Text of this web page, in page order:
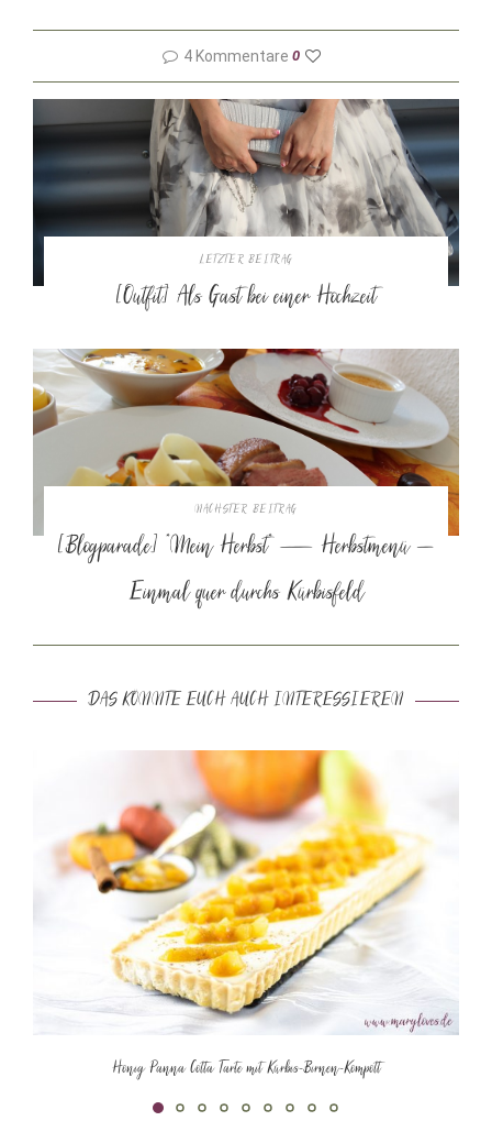
4 Kommentare 0
LETZTER BEITRAG
[Outfit] Als Gast bei einer Hochzeit
NÄCHSTER BEITRAG
[Blogparade] *Mein Herbst* — Herbstmenü –
Einmal quer durchs Kürbisfeld
DAS KÖNNTE EUCH AUCH INTERESSIEREN
Honig Panna Cotta Tarte mit Kürbis-Birnen-Kompott